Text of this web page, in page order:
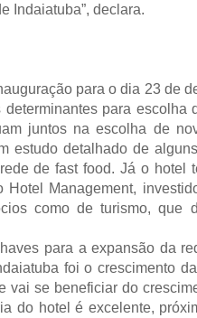
Indaiatuba”, declara.
para o dia 23 de
para escolha
juntos na escolha de
estudo detalhado de
de fast food. Já o hotel
Management,
como de turismo, que
para a expansão da
foi o crescimento
vai se beneficiar do
do hotel é excelente,